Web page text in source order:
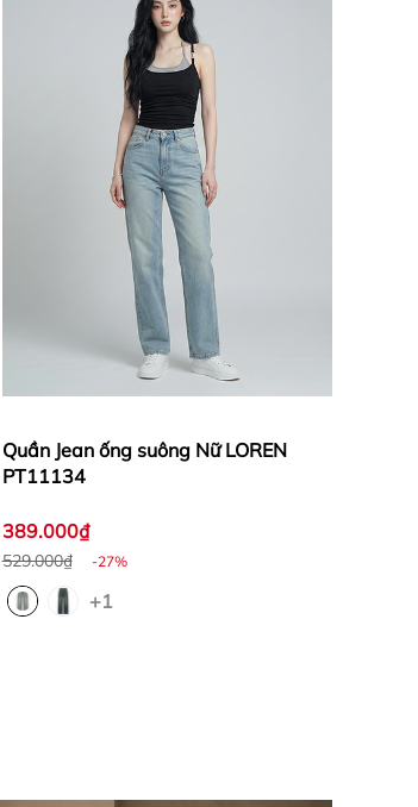
Quần Jean ống suông Nữ LOREN
PT11134
389.000₫
529.000₫ -27%
+1